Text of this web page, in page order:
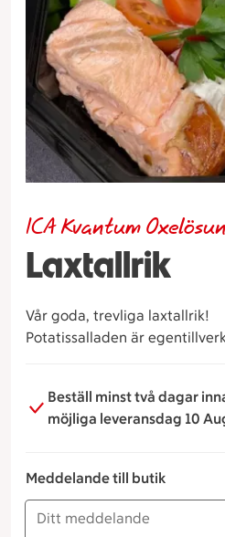
Laxtallrik
ICA Kvantum
Vår goda, trevliga laxtallrik!
Potatissalladen är
Beställ minst två dagar
möjliga leveransdag 10
Meddelande till butik